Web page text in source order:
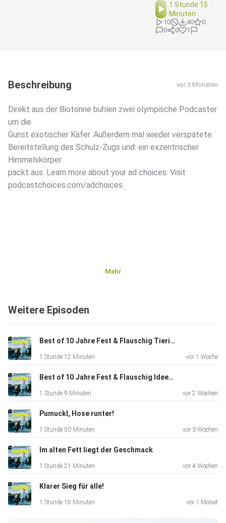
1 Stunde 15
Minuten
10 40
0
0
0 1
Beschreibung vor 3 Monaten
Direkt aus der Biotonne buhlen zwei olympische Podcaster
um die
Gunst exotischer Käfer. Außerdem mal wieder verspätete.
Bereitstellung des Schulz-Zugs und: ein exzentrischer
Himmelskörper
packt aus. Learn more about your ad choices. Visit
podcastchoices.com/adchoices
Mehr
Weitere Episoden
Best of 10 Jahre Fest & Flauschig Tierische Liebe
1 Stunde 12 Minuten vor 1 Woche
Best of 10 Jahre Fest & Flauschig Ideen und Erfindungen
1 Stunde 9 Minuten vor 2 Wochen
Pumuckl, Hose runter!
1 Stunde 50 Minuten vor 3 Wochen
Im alten Fett liegt der Geschmack
1 Stunde 21 Minuten vor 4 Wochen
Klarer Sieg für alle!
1 Stunde 18 Minuten vor 1 Monat